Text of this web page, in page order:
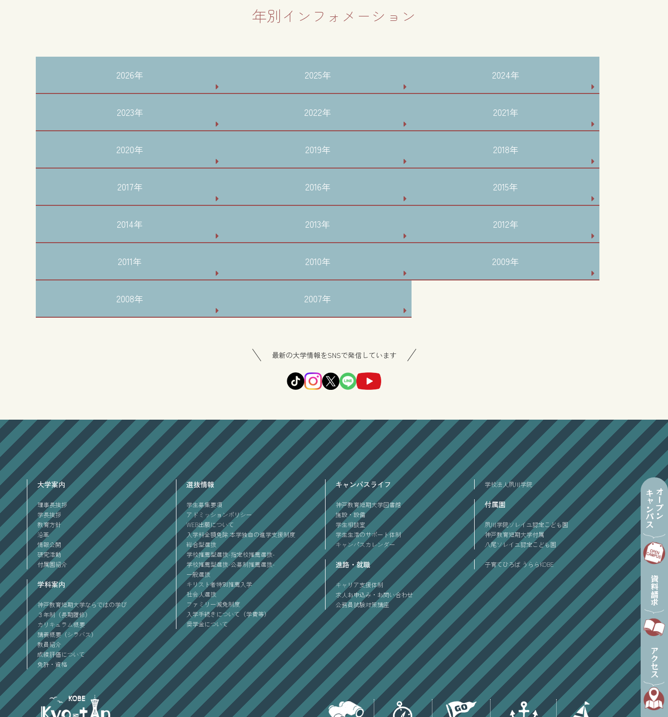
年別インフォメーション
2026年 2025年 2024年
2023年 2022年 2021年
2020年 2019年 2018年
2017年 2016年 2015年
2014年 2013年 2012年
2011年 2010年 2009年
2008年 2007年
最新の大学情報をSNSで発信しています
大学案内
理事長挨拶
学長挨拶
教育方針
沿革
情報公開
研究活動
付属園紹介
学科案内
神戸教育短期大学ならではの学び
３年制（長期履修）
カリキュラム概要
講義概要（シラバス）
教員紹介
成績評価について
免許・資格
選抜情報
学生募集要項
アドミッションポリシー
WEB出願について
入学料全額免除 本学独自の進学支援制度
総合型選抜
学校推薦型選抜-指定校推薦選抜-
学校推薦型選抜-公募制推薦選抜-
一般選抜
キリスト者特別推薦入学
社会人選抜
ファミリー減免制度
入学手続きについて（学費等）
奨学金について
キャンパスライフ
神戸教育短期大学図書館
施設・設備
学生相談室
学生生活のサポート体制
キャンパスカレンダー
進路・就職
キャリア支援体制
求人お申込み・お問い合わせ
公務員試験対策講座
学校法人夙川学院
付属園
夙川学院ソレイユ認定こども園
神戸教育短期大学付属
八尾ソレイユ認定こども園
子育てひろば うららKOBE
オープン
キャンパス
資料請求
アクセス